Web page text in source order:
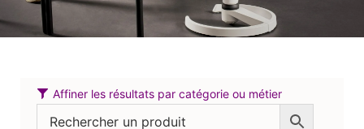
Affiner les résultats par catégorie ou métier